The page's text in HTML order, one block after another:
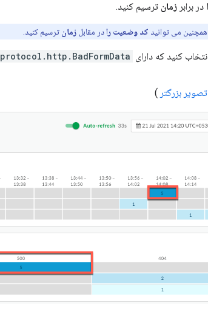
در برابر زمان ترسیم کنید.
همچنین می توانید کد وضعیت رادر مقابل زمان ترسیم کنید.
کنید که دارای protocol.http.BadFormData
بزرگتر )